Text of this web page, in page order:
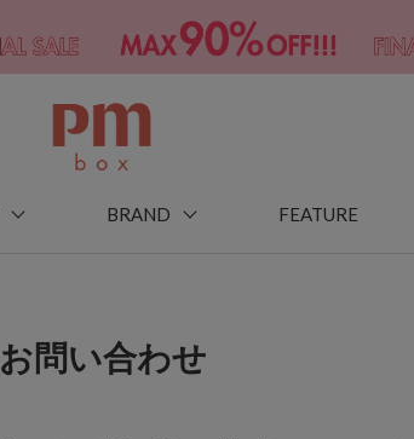
BRAND FEATURE
お問い合わせ